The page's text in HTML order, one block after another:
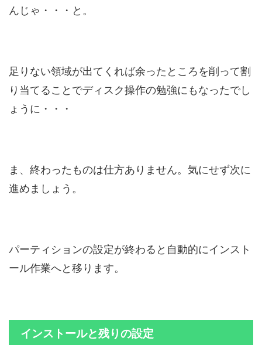
んじゃ・・・と。
足りない領域が出てくれば余ったところを削って割
り当てることでディスク操作の勉強にもなったでし
ょうに・・・
ま、終わったものは仕方ありません。気にせず次に
進めましょう。
パーティションの設定が終わると自動的にインスト
ール作業へと移ります。
インストールと残りの設定